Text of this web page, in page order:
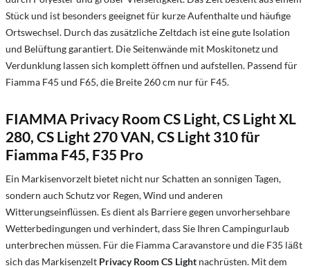
Stück und ist besonders geeignet für kurze Aufenthalte und häufige
Ortswechsel. Durch das zusätzliche Zeltdach ist eine gute Isolation
und Belüftung garantiert. Die Seitenwände mit Moskitonetz und
Verdunklung lassen sich komplett öffnen und aufstellen. Passend für
Fiamma F45 und F65, die Breite 260 cm nur für F45.
FIAMMA Privacy Room CS Light, CS Light XL
280, CS Light 270 VAN, CS Light 310 für
Fiamma F45, F35 Pro
Ein Markisenvorzelt bietet nicht nur Schatten an sonnigen Tagen,
sondern auch Schutz vor Regen, Wind und anderen
Witterungseinflüssen. Es dient als Barriere gegen unvorhersehbare
Wetterbedingungen und verhindert, dass Sie Ihren Campingurlaub
unterbrechen müssen. Für die Fiamma Caravanstore und die F35 läßt
sich das Markisenzelt Privacy Room CS Light nachrüsten. Mit dem